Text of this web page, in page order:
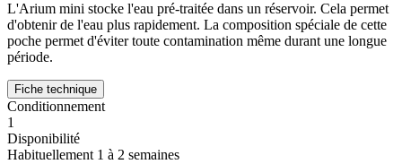
L'Arium mini stocke l'eau pré-traitée dans un réservoir. Cela permet
d'obtenir de l'eau plus rapidement. La composition spéciale de cette
poche permet d'éviter toute contamination même durant une longue
période.
Fiche technique
Conditionnement
1
Disponibilité
Habituellement 1 à 2 semaines